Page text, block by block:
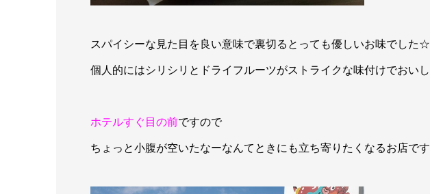
スパイシーな見た目を良い意味で裏切るとっても優しいお味でした☆
個人的にはシリシリとドライフルーツがストライクな味付けでおい
ホテルすぐ目の前ですので
ちょっと小腹が空いたなーなんてときにも立ち寄りたくなるお店です